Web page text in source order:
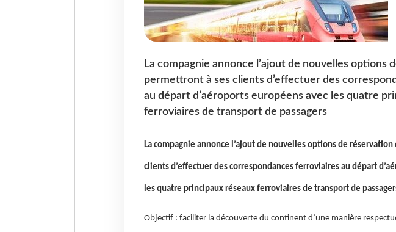
La compagnie annonce l’ajout de nouvelles options
permettront à ses clients d’effectuer des
au départ d’aéroports européens avec les quatre
ferroviaires de transport de passagers
La compagnie annonce l’ajout de nouvelles options de
clients d’effectuer des correspondances ferroviaires au départ
les quatre principaux réseaux ferroviaires de transport de
Objectif : faciliter la découverte du continent d’une manière